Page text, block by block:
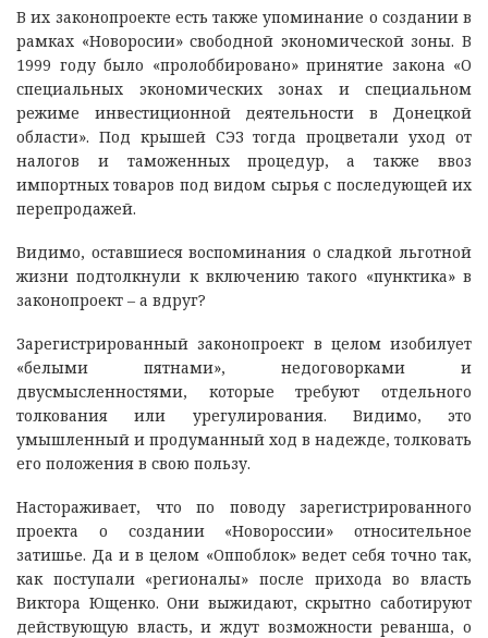
В их законопроекте есть также упоминание о создании в
рамках «Новоросии» свободной экономической зоны. В
1999 году было «пролоббировано» принятие закона «О
специальных экономических зонах и специальном
режиме инвестиционной деятельности в Донецкой
области». Под крышей СЭЗ тогда процветали уход от
налогов и таможенных процедур, а также ввоз
импортных товаров под видом сырья с последующей их
перепродажей.
Видимо, оставшиеся воспоминания о сладкой льготной
жизни подтолкнули к включению такого «пунктика» в
законопроект – а вдруг?
Зарегистрированный законопроект в целом изобилует
«белыми пятнами», недоговорками и
двусмысленностями, которые требуют отдельного
толкования или урегулирования. Видимо, это
умышленный и продуманный ход в надежде, толковать
его положения в свою пользу.
Настораживает, что по поводу зарегистрированного
проекта о создании «Новороссии» относительное
затишье. Да и в целом «Оппоблок» ведет себя точно так,
как поступали «регионалы» после прихода во власть
Виктора Ющенко. Они выжидают, скрытно саботируют
действующую власть, и ждут возможности реванша, о